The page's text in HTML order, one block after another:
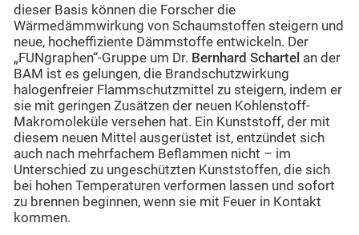
dieser Basis können die Forscher die
Wärmedämmwirkung von Schaumstoffen steigern und
neue, hocheffiziente Dämmstoffe entwickeln. Der
„FUNgraphen“-Gruppe um Dr. Bernhard Schartel an der
BAM ist es gelungen, die Brandschutzwirkung
halogenfreier Flammschutzmittel zu steigern, indem er
sie mit geringen Zusätzen der neuen Kohlenstoff-
Makromoleküle versehen hat. Ein Kunststoff, der mit
diesem neuen Mittel ausgerüstet ist, entzündet sich
auch nach mehrfachem Beflammen nicht – im
Unterschied zu ungeschützten Kunststoffen, die sich
bei hohen Temperaturen verformen lassen und sofort
zu brennen beginnen, wenn sie mit Feuer in Kontakt
kommen.